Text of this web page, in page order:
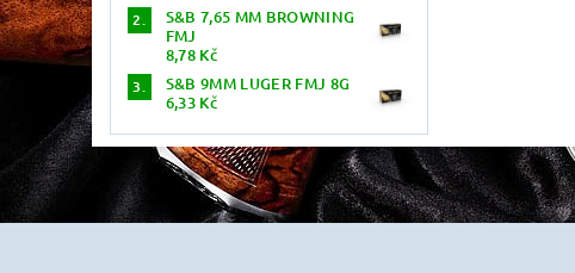
S&B 7,65 MM BROWNING
FMJ
8,78 Kč
S&B 9MM LUGER FMJ 8G
6,33 Kč